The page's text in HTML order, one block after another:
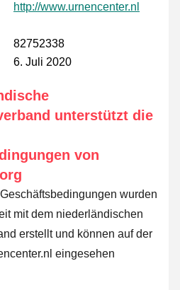
http://www.urnencenter.nl
82752338
6. Juli 2020
unterstützt die
von
wurden
mit dem niederländischen
erstellt und können auf der
eingesehen